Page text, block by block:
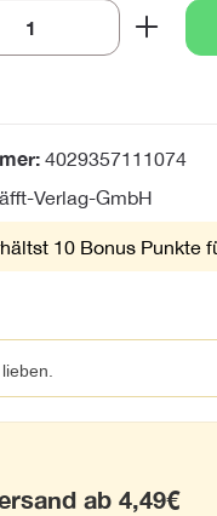
Gib
4029357111074
Verlag-GmbH
10 Bonus Punkte
ab 4,49€